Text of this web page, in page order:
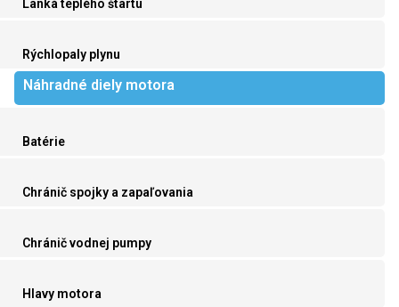
Lanká teplého štartu
Rýchlopaly plynu
Náhradné diely motora
Batérie
Chránič spojky a zapaľovania
Chránič vodnej pumpy
Hlavy motora